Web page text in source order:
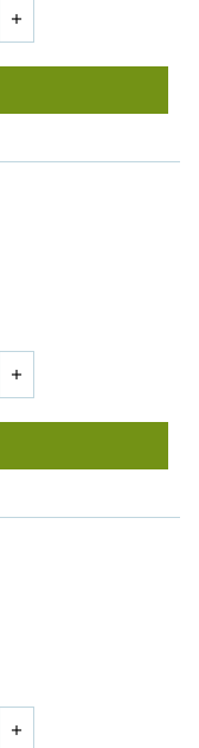
add
add
add